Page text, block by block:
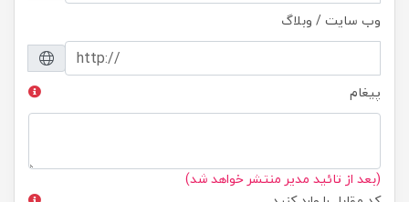
وب سایت / وبلاگ
پیغام
(بعد از تائید مدیر منتشر خواهد شد)